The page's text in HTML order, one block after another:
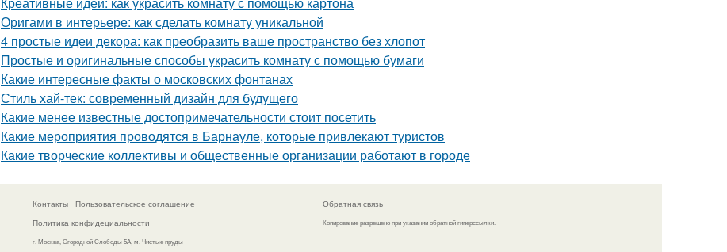
Оригами в интерьере: как сделать комнату уникальной
4 простые идеи декора: как преобразить ваше пространство без хлопот
Простые и оригинальные способы украсить комнату с помощью бумаги
Какие интересные факты о московских фонтанах
Стиль хай-тек: современный дизайн для будущего
Какие менее известные достопримечательности стоит посетить
Какие мероприятия проводятся в Барнауле, которые привлекают туристов
Какие творческие коллективы и общественные организации работают в городе
Контакты
Пользовательское соглашение
Политика конфидециальности
г. Москва, Огородной Слободы 5А, м. Чистые пруды
Обратная связь
Копирование разрешено при указании обратной гиперссылки.